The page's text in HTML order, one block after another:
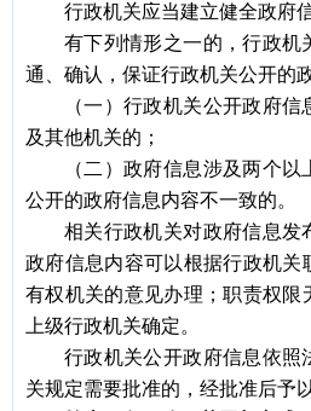
行政机关应当建立健全政府
有下列情形之一的，行政机
通、确认，保证行政机关公开的
（一）行政机关公开政府
及其他机关的；
（二）政府信息涉及两个
公开的政府信息内容不一致的。
相关行政机关对政府信息发
政府信息内容可以根据行政机关
有权机关的意见办理；职责权限
上级行政机关确定。
行政机关公开政府信息依照
关规定需要批准的，经批准后予